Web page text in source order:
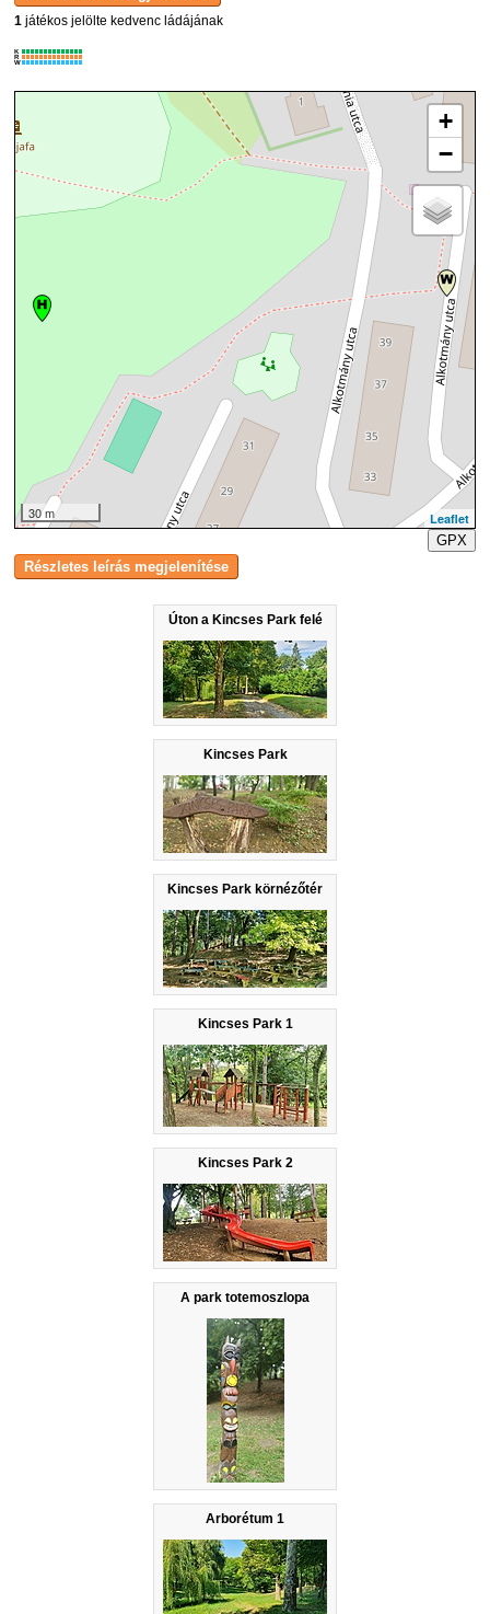
Úton a Kincses Park felé
Kincses Park
Kincses Park körnézőtér
Kincses Park 1
Kincses Park 2
A park totemoszlopa
Arborétum 1
1 játékos jelölte kedvenc ládájának
K
R
W
+
−
30 m
Leaflet
GPX